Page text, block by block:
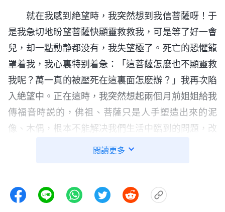
就在我感到絶望時，我突然想到我信菩薩呀！于
是我急切地盼望菩薩快顯靈救救我，可是等了好一會
兒，却一點動静都没有，我失望極了。死亡的恐懼籠
罩着我，我心裏特别着急：「這菩薩怎麽也不顯靈救
我呢？萬一真的被壓死在這裏面怎麽辦？」我再次陷
入絶望中。正在這時，我突然想起兩個月前姐姐給我
傳福音時説的，佛祖、菩薩只是人手塑造出來的泥
像、木偶，根本不能解决我們生活中臨到的問題，改
變我們的命運，更不能保守我們渡過灾難。……灾難
救我吧，我快要堅持不住了……」禱告後，奇迹竟然
閲讀更多